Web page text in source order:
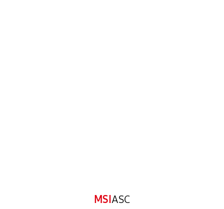
MSIASC